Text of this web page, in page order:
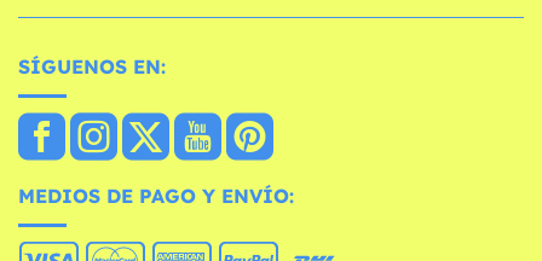
SÍGUENOS EN:
MEDIOS DE PAGO Y ENVÍO: